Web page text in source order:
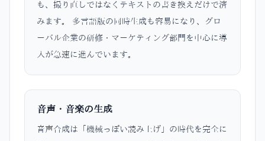
も、撮り直しではなくテキストの書き換えだけで済
みます。 多言語版の同時生成も容易になり、グロ
ーバル企業の研修・マーケティング部門を中心に導
入が急速に進んでいます。
音声・音楽の生成
音声合成は「機械っぽい読み上げ」の時代を完全に